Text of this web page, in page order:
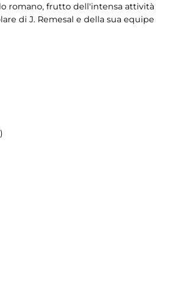
romano, frutto dell'intensa attività
di J. Remesal e della sua equipe